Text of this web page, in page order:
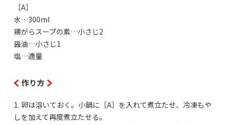
［A］
水…300ml
鶏がらスープの素…小さじ2
醤油…小さじ1
塩…適量
作り方
1. 卵は溶いておく。小鍋に［A］を入れて煮立たせ、冷凍もや
しを加えて再度煮立たせる。